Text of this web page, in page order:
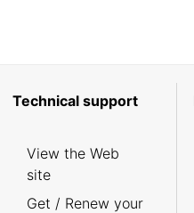
Technical support
View the Web
site
Get / Renew your